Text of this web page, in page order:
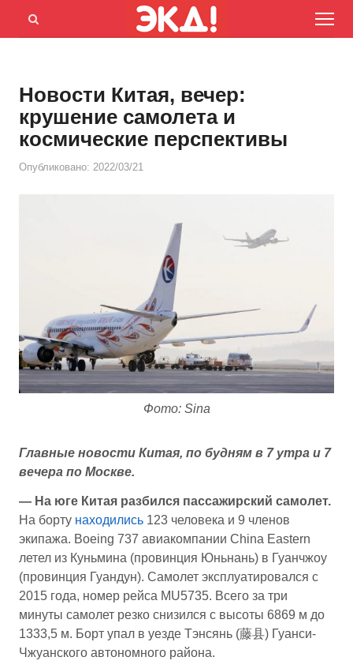
Menu
Открыть
Новости Китая, вечер:
крушение самолета и
космические перспективы
Опубликовано: 2022/03/21
Фото: Sina
Главные новости Китая, по будням в 7 утра и 7
вечера по Москве.
— На юге Китая разбился пассажирский самолет.
На борту находились 123 человека и 9 членов
экипажа. Boeing 737 авиакомпании China Eastern
летел из Куньмина (провинция Юньнань) в Гуанчжоу
(провинция Гуандун). Самолет эксплуатировался с
2015 года, номер рейса MU5735. Всего за три
минуты самолет резко снизился с высоты 6869 м до
1333,5 м. Борт упал в уезде Тэнсянь (藤县) Гуанси-
Чжуанского автономного района.